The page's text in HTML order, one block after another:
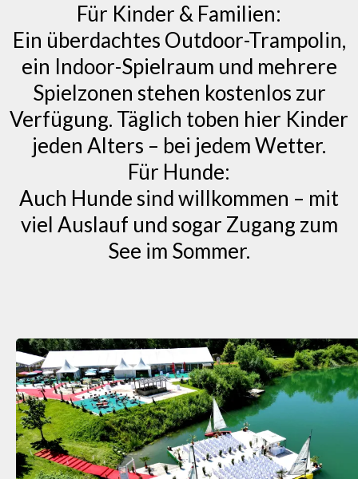
Für Kinder & Familien:
Ein überdachtes Outdoor-Trampolin,
ein Indoor-Spielraum und mehrere
Spielzonen stehen kostenlos zur
Verfügung. Täglich toben hier Kinder
jeden Alters – bei jedem Wetter.
Für Hunde:
Auch Hunde sind willkommen – mit
viel Auslauf und sogar Zugang zum
See im Sommer.